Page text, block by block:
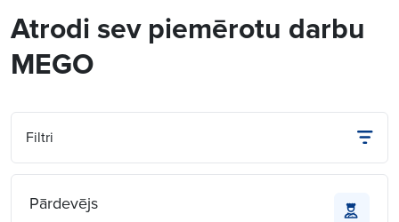
Atrodi sev piemērotu darbu
MEGO
Filtri
Pārdevējs